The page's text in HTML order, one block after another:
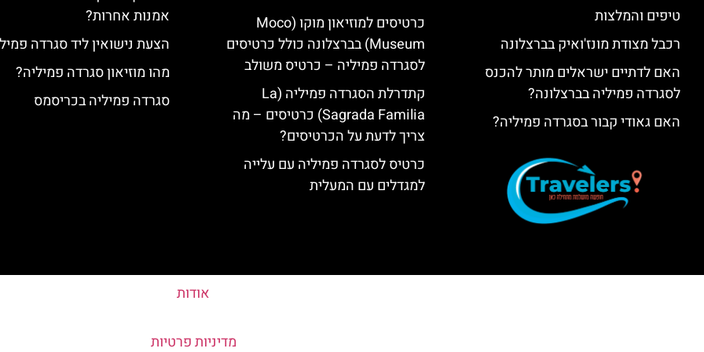
טיפים והמלצות
רכבל מצודת מונז'ואיק בברצלונה
האם לדתיים ישראלים מותר להכנס
לסגרדה פמיליה בברצלונה?
האם גאודי קבור בסגרדה פמיליה?
כרטיסים למוזיאון מוקו (Moco
Museum) בברצלונה כולל כרטיסים
לסגרדה פמיליה – כרטיס משולב
קתדרלת הסגרדה פמיליה (La
Sagrada Familia) כרטיסים – מה
צריך לדעת על הכרטיסים?
כרטיס לסגרדה פמיליה עם עלייה
למגדלים עם המעלית
אמנות אחרות?
הצעת נישואין ליד סגרדה
מהו מוזיאון סגרדה פמיליה?
סגרדה פמיליה בכריסמס
אודות
מדיניות פרטיות